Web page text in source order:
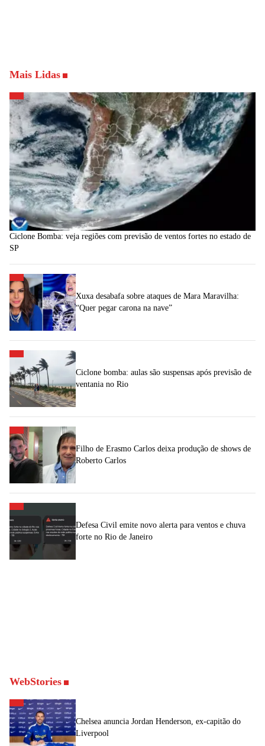
Mais Lidas
Ciclone Bomba: veja regiões com previsão de ventos fortes no estado de
SP
Xuxa desabafa sobre ataques de Mara Maravilha:
“Quer pegar carona na nave”
Ciclone bomba: aulas são suspensas após previsão de
ventania no Rio
Filho de Erasmo Carlos deixa produção de shows de
Roberto Carlos
Defesa Civil emite novo alerta para ventos e chuva
forte no Rio de Janeiro
WebStories
Chelsea anuncia Jordan Henderson, ex-capitão do
Liverpool